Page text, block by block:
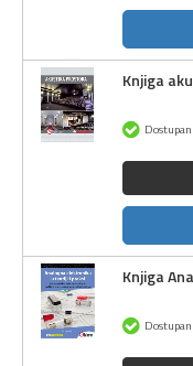
Knjiga
Dostupan
Knjiga
Dostupan